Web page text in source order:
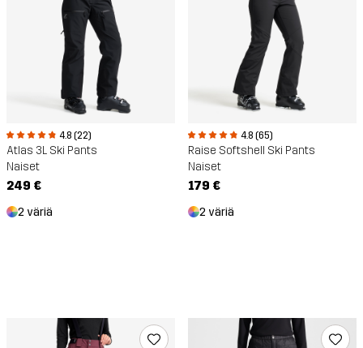
4.8 (22)
Atlas 3L Ski Pants
Naiset
249 €
2 väriä
4.8 (65)
Raise Softshell Ski Pants
Naiset
179 €
2 väriä